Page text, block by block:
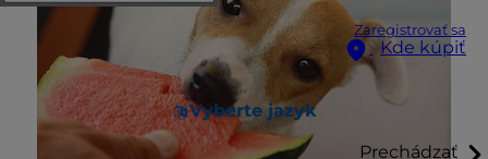
Zaregistrovať sa
Kde kúpiť
Vyberte jazyk
Prechádzať